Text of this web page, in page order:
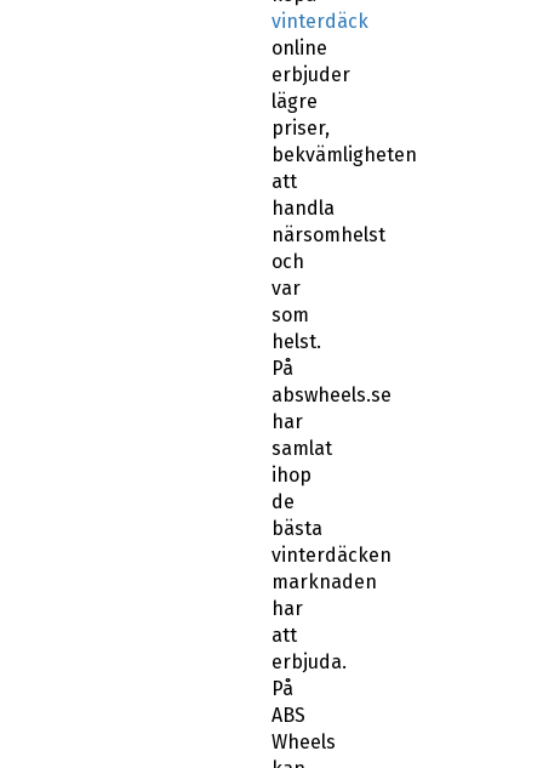
vinterdäck
online
erbjuder
lägre
priser,
bekvämligheten
att
handla
närsomhelst
och
var
som
helst.
På
abswheels.se
har
samlat
ihop
de
bästa
vinterdäcken
marknaden
har
att
erbjuda.
På
ABS
Wheels